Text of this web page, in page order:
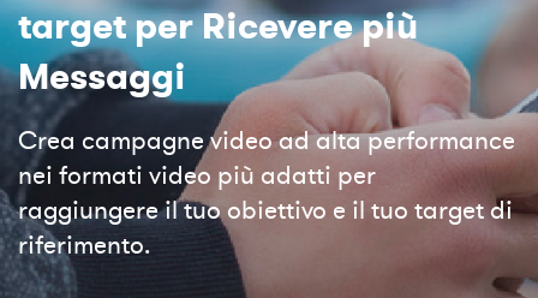
target per Ricevere più
Messaggi
Crea campagne video ad alta performance
nei formati video più adatti per
raggiungere il tuo obiettivo e il tuo target di
riferimento.